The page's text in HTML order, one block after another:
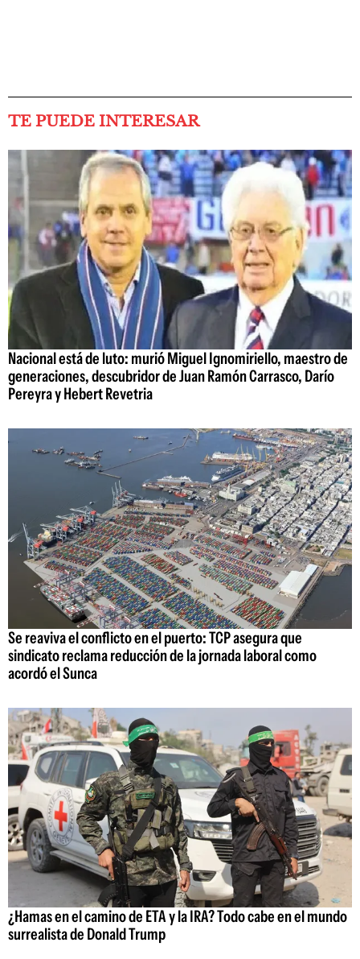
TE PUEDE INTERESAR
Nacional está de luto: murió Miguel Ignomiriello, maestro de
generaciones, descubridor de Juan Ramón Carrasco, Darío
Pereyra y Hebert Revetria
Se reaviva el conflicto en el puerto: TCP asegura que
sindicato reclama reducción de la jornada laboral como
acordó el Sunca
¿Hamas en el camino de ETA y la IRA? Todo cabe en el mundo
surrealista de Donald Trump